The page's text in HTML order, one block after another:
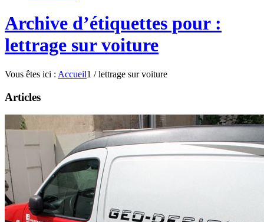
Archive d’étiquettes pour :
lettrage sur voiture
Vous êtes ici : Accueil1 / lettrage sur voiture
Articles